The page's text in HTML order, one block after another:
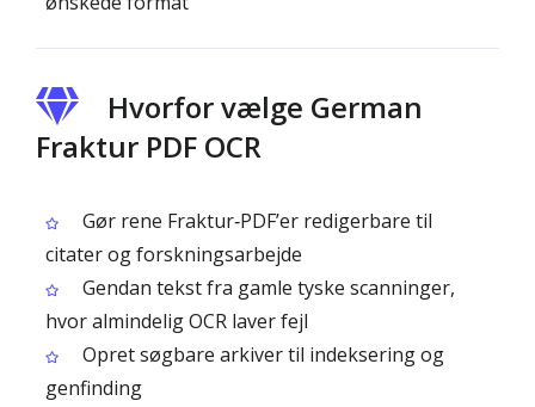
Hvorfor vælge German
Fraktur PDF OCR
Gør rene Fraktur‑PDF’er redigerbare til
citater og forskningsarbejde
Gendan tekst fra gamle tyske scanninger,
hvor almindelig OCR laver fejl
Opret søgbare arkiver til indeksering og
genfinding